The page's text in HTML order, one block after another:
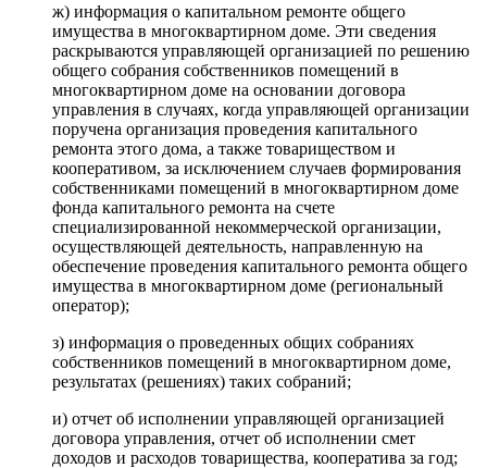
ж) информация о капитальном ремонте общего
имущества в многоквартирном доме. Эти сведения
раскрываются управляющей организацией по решению
общего собрания собственников помещений в
многоквартирном доме на основании договора
управления в случаях, когда управляющей организации
поручена организация проведения капитального
ремонта этого дома, а также товариществом и
кооперативом, за исключением случаев формирования
собственниками помещений в многоквартирном доме
фонда капитального ремонта на счете
специализированной некоммерческой организации,
осуществляющей деятельность, направленную на
обеспечение проведения капитального ремонта общего
имущества в многоквартирном доме (региональный
оператор);
з) информация о проведенных общих собраниях
собственников помещений в многоквартирном доме,
результатах (решениях) таких собраний;
и) отчет об исполнении управляющей организацией
договора управления, отчет об исполнении смет
доходов и расходов товарищества, кооператива за год;